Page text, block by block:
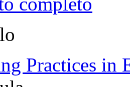
Practices in